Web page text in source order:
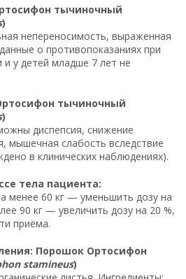
тычиночный
)
непереносимость, выраженная
о противопоказаниях при
и у детей младше 7 лет не
тычиночный
)
диспепсия, снижение
мышечная слабость вследствие
в клинических наблюдениях).
тела пациента:
менее 60 кг — уменьшить дозу на
90 кг — увеличить дозу на 20 %,
приёма.
Порошок Ортосифон
stamineus)